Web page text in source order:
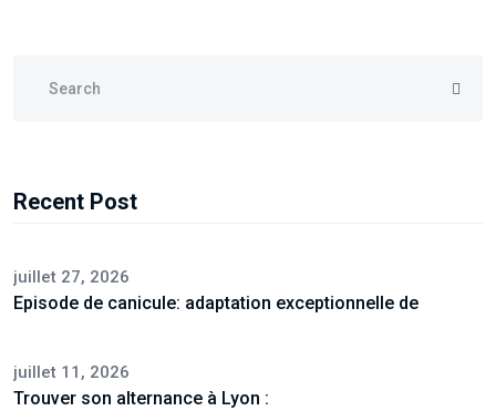
Recent Post
juillet 27, 2026
Episode de canicule: adaptation exceptionnelle de
juillet 11, 2026
Trouver son alternance à Lyon :